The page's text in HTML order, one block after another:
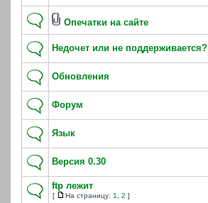
Опечатки на сайте
Недочет или не поддерживается?
Обновления
Форум
Язык
Версия 0.30
ftp лежит
[ На страницу: 1 2 ]